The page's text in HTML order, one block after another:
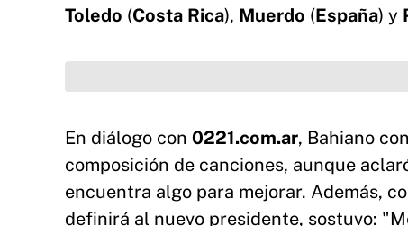
Toledo (Costa Rica), Muerdo (España) y
En diálogo con 0221.com.ar, Bahiano
composición de canciones, aunque
encuentra algo para mejorar. Además,
definirá al nuevo presidente, sostuvo: